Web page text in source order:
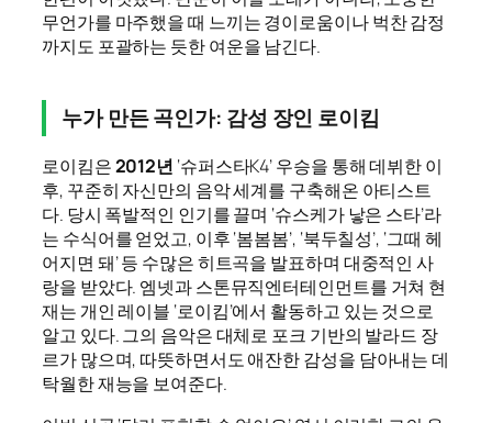
무언가를 마주했을 때 느끼는 경이로움이나 벅찬 감정
까지도 포괄하는 듯한 여운을 남긴다.
누가 만든 곡인가: 감성 장인 로이킴
로이킴은2012년 ‘슈퍼스타K4’ 우승을 통해 데뷔한 이
후, 꾸준히 자신만의 음악 세계를 구축해온 아티스트
다. 당시 폭발적인 인기를 끌며 ‘슈스케가 낳은 스타’라
는 수식어를 얻었고, 이후 ‘봄봄봄’, ‘북두칠성’, ‘그때 헤
어지면 돼’ 등 수많은 히트곡을 발표하며 대중적인 사
랑을 받았다. 엠넷과 스톤뮤직엔터테인먼트를 거쳐 현
재는 개인 레이블 ‘로이킴’에서 활동하고 있는 것으로
알고 있다. 그의 음악은 대체로 포크 기반의 발라드 장
르가 많으며, 따뜻하면서도 애잔한 감성을 담아내는 데
탁월한 재능을 보여준다.